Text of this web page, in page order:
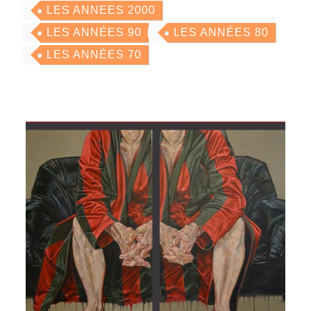
LES ANNEES 2000
LES ANNÉES 90
LES ANNÉES 80
LES ANNÉES 70